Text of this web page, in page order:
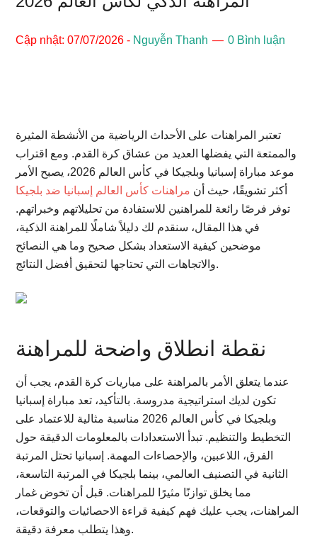
Cập nhật: 07/07/2026 - Nguyễn Thanh 0 Bình luận
تعتبر المراهنات على الأحداث الرياضية من الأنشطة المثيرة
والممتعة التي يفضلها العديد من عشاق كرة القدم. ومع اقتراب
موعد مباراة إسبانيا وبلجيكا في كأس العالم 2026، يصبح الأمر
أكثر تشويقًا، حيث أن مراهنات كأس العالم إسبانيا ضد بلجيكا
توفر فرصًا رائعة للمراهنين للاستفادة من تحليلاتهم وخبراتهم.
في هذا المقال، سنقدم لك دليلاً شاملًا للمراهنة الذكية،
موضحين كيفية الاستعداد بشكل صحيح وما هي النصائح
والاتجاهات التي تحتاجها لتحقيق أفضل النتائج.
نقطة انطلاق واضحة للمراهنة
عندما يتعلق الأمر بالمراهنة على مباريات كرة القدم، يجب أن
تكون لديك استراتيجية مدروسة. بالتأكيد، تعد مباراة إسبانيا
وبلجيكا في كأس العالم 2026 مناسبة مثالية للاعتماد على
التخطيط والتنظيم. تبدأ الاستعدادات بالمعلومات الدقيقة حول
الفرق، اللاعبين، والإحصاءات المهمة. إسبانيا تحتل المرتبة
الثانية في التصنيف العالمي، بينما بلجيكا في المرتبة التاسعة،
مما يخلق توازنًا مثيرًا للمراهنات. قبل أن تخوض غمار
المراهنات، يجب عليك فهم كيفية قراءة الاحصائيات والتوقعات،
وهذا يتطلب معرفة دقيقة.